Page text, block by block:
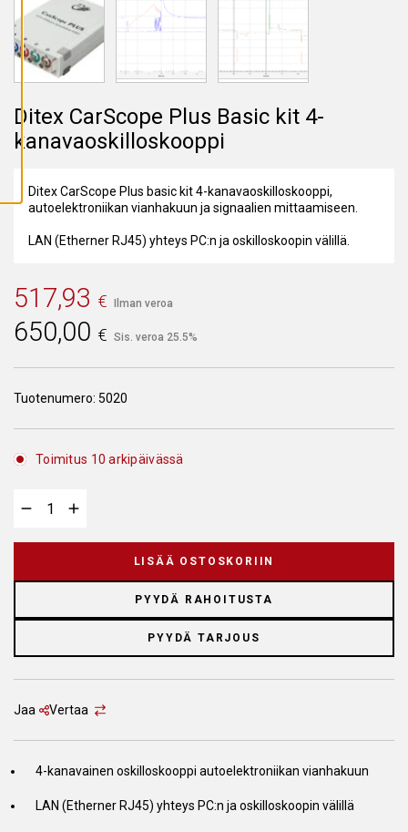
I
K
K
I
V
S
T
E
E
Ditex CarScope Plus Basic kit 4-
kanavaoskilloskooppi
Ditex CarScope Plus basic kit 4-kanavaoskilloskooppi,
autoelektroniikan vianhakuun ja signaalien mittaamiseen.
LAN (Etherner RJ45) yhteys PC:n ja oskilloskoopin välillä.
517,93 € Ilman veroa
650,00 € Sis. veroa 25.5%
Tuotenumero: 5020
Toimitus 10 arkipäivässä
LISÄÄ OSTOSKORIIN
PYYDÄ RAHOITUSTA
PYYDÄ TARJOUS
Jaa Vertaa
4-kanavainen oskilloskooppi autoelektroniikan vianhakuun
LAN (Etherner RJ45) yhteys PC:n ja oskilloskoopin välillä